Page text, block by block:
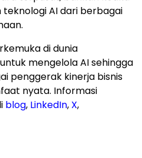
teknologi AI dari berbagai
di dunia
mengelola AI sehingga
penggerak kinerja bisnis
nyata. Informasi
blog, LinkedIn, X,